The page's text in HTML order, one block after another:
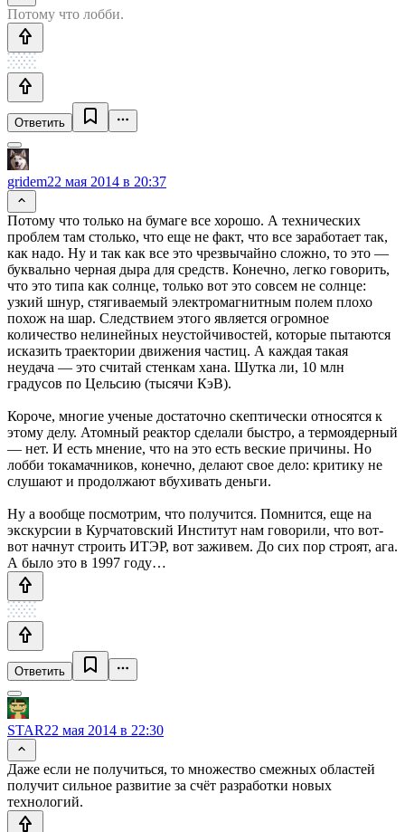
Потому что лобби.
Ответить
gridem22 мая 2014 в 20:37
Потому что только на бумаге все хорошо. А технических
проблем там столько, что еще не факт, что все заработает так,
как надо. Ну и так как все это чрезвычайно сложно, то это —
буквально черная дыра для средств. Конечно, легко говорить,
что это типа как солнце, только вот это совсем не солнце:
узкий шнур, стягиваемый электромагнитным полем плохо
похож на шар. Следствием этого является огромное
количество нелинейных неустойчивостей, которые пытаются
исказить траектории движения частиц. А каждая такая
неудача — это считай стенкам хана. Шутка ли, 10 млн
градусов по Цельсию (тысячи КэВ).
Короче, многие ученые достаточно скептически относятся к
этому делу. Атомный реактор сделали быстро, а термоядерный
— нет. И есть мнение, что на это есть веские причины. Но
лобби токамачников, конечно, делают свое дело: критику не
слушают и продолжают вбухивать деньги.
Ну а вообще посмотрим, что получится. Помнится, еще на
экскурсии в Курчатовский Институт нам говорили, что вот-
вот начнут строить ИТЭР, вот заживем. До сих пор строят, ага.
А было это в 1997 году…
Ответить
STAR22 мая 2014 в 22:30
Даже если не получиться, то множество смежных областей
получит сильное развитие за счёт разработки новых
технологий.